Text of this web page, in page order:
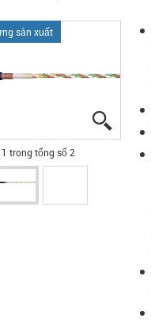
sản xuất
igus-
igus-
1 trong tổng số 2